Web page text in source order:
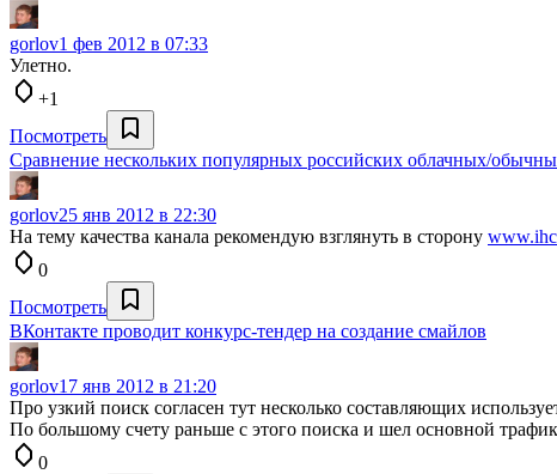
gorlov1 фев 2012 в 07:33
Улетно.
+1
Посмотреть
Сравнение нескольких популярных российских облачных/
gorlov25 янв 2012 в 22:30
На тему качества канала рекомендую взглянуть в сторону
0
Посмотреть
ВКонтакте проводит конкурс-тендер на создание смайлов
gorlov17 янв 2012 в 21:20
Про узкий поиск согласен тут несколько составляющих
По большому счету раньше с этого поиска и шел основной
0